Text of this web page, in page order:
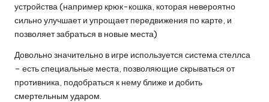
устройства (например крюк-кошка, которая невероятно
сильно улучшает и упрощает передвижения по карте, и
позволяет забраться в новые места)
Довольно значительно в игре используется система стеллса
– есть специальные места, позволяющие скрываться от
противника, подобраться к нему ближе и добить
смертельным ударом.